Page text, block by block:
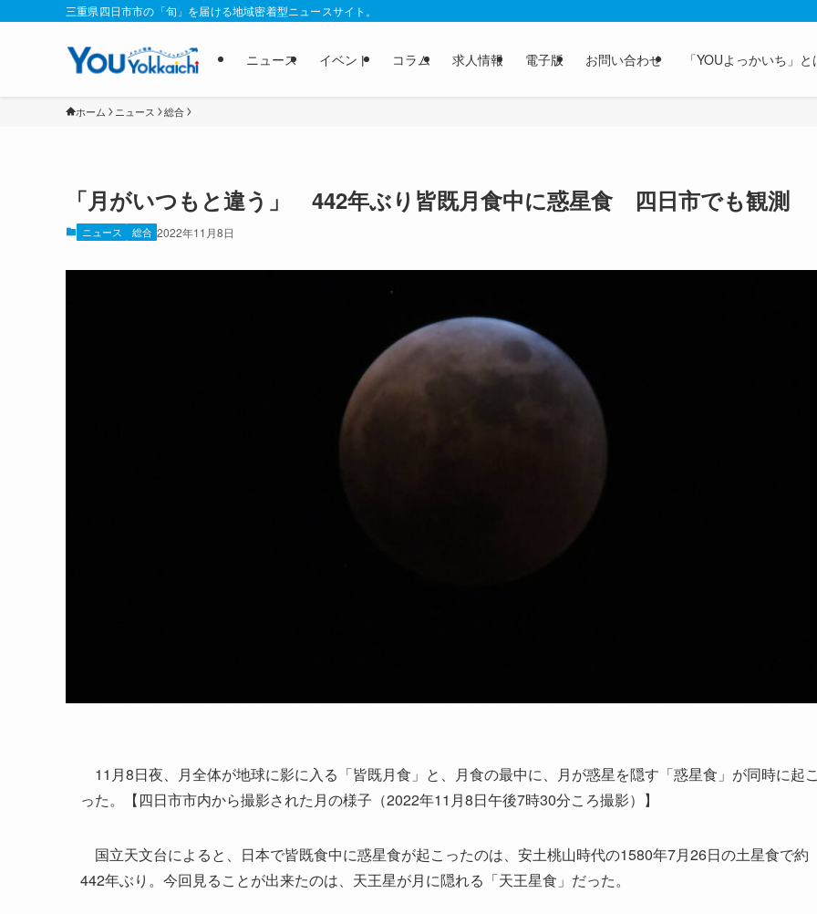
三重県四日市市の「旬」を届ける地域密着型ニュースサイト。
ニュース イベント コラム 求人情報 電子版 お問い合わせ 「YOUよっかいち」と
ホーム ニュース 総合
「月がいつもと違う」 442年ぶり皆既月食中に惑星食 四日市でも観測
ニュース 総合 2022年11月8日
11月8日夜、月全体が地球に影に入る「皆既月食」と、月食の最中に、月が惑星を隠す「惑星食」が同時に起
った。【四日市市内から撮影された月の様子（2022年11月8日午後7時30分ころ撮影）】
国立天文台によると、日本で皆既食中に惑星食が起こったのは、安土桃山時代の1580年7月26日の土星食で約
442年ぶり。今回見ることが出来たのは、天王星が月に隠れる「天王星食」だった。